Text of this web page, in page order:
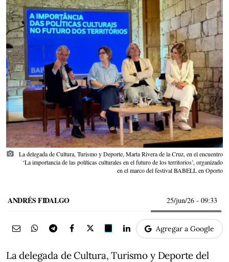
photo_camera
La delegada de Cultura, Turismo y Deporte, Marta Rivera de la Cruz, en el encuentro
‘La importancia de las políticas culturales en el futuro de los territorios’, organizado
en el marco del festival BABELL en Oporto
ANDRÉS FIDALGO 25/jun/26 - 09:33
Agregar a Google
La delegada de Cultura, Turismo y Deporte del